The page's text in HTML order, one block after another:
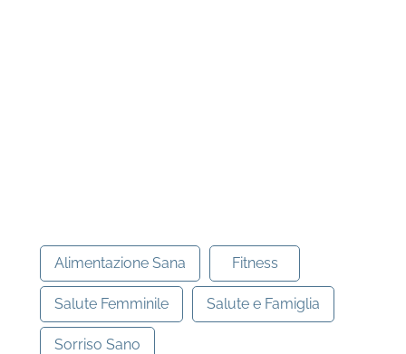
Alimentazione Sana Fitness
Salute Femminile Salute e Famiglia
Sorriso Sano